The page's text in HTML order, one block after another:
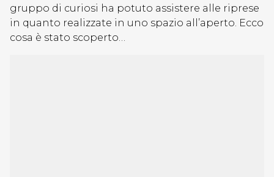
gruppo di curiosi ha potuto assistere alle riprese
in quanto realizzate in uno spazio all’aperto. Ecco
cosa è stato scoperto…